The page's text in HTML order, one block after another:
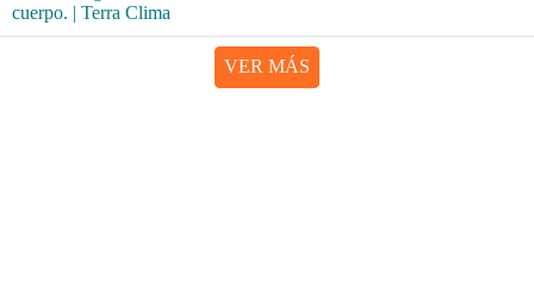
VER MÁS